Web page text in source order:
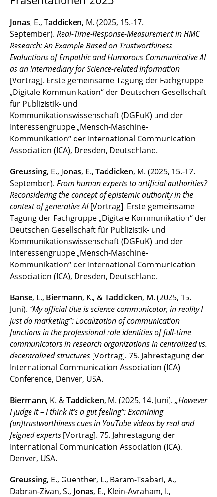
Jonas, E., Taddicken, M. (2025, 15.-17.
September). Real-Time-Response-Measurement in HMC
Research: An Example Based on Trustworthiness
Evaluations of Empathic and Humorous Communicative AI
as an Intermediary for Science-related Information
[Vortrag]. Erste gemeinsame Tagung der Fachgruppe
„Digitale Kommunikation“ der Deutschen Gesellschaft
für Publizistik- und
Kommunikationswissenschaft (DGPuK) und der
Interessengruppe „Mensch-Maschine-
Kommunikation“ der International Communication
Association (ICA), Dresden, Deutschland.
Greussing, E., Jonas, E., Taddicken, M. (2025, 15.-17.
September). From human experts to artificial authorities?
Reconsidering the concept of epistemic authority in the
context of generative AI[Vortrag]. Erste gemeinsame
Tagung der Fachgruppe „Digitale Kommunikation“ der
Deutschen Gesellschaft für Publizistik- und
Kommunikationswissenschaft (DGPuK) und der
Interessengruppe „Mensch-Maschine-
Kommunikation“ der International Communication
Association (ICA), Dresden, Deutschland.
Banse, L., Biermann, K., &Taddicken, M. (2025, 15.
Juni). “My official title is science communicator, in reality I
just do marketing”: Localization of communication
functions in the professional role identities of full-time
communicators in research organizations in centralized vs.
decentralized structures [Vortrag]. 75. Jahrestagung der
International Communication Association (ICA)
Conference, Denver, USA.
Biermann, K. &Taddicken, M. (2025, 14. Juni). „However
I judge it – I think it’s a gut feeling”: Examining
(un)trustworthiness cues in YouTube videos by real and
feigned experts [Vortrag]. 75. Jahrestagung der
International Communication Association (ICA),
Denver, USA.
Greussing, E., Guenther, L., Baram-Tsabari, A.,
Dabran-Zivan, S., Jonas, E., Klein-Avraham, I.,